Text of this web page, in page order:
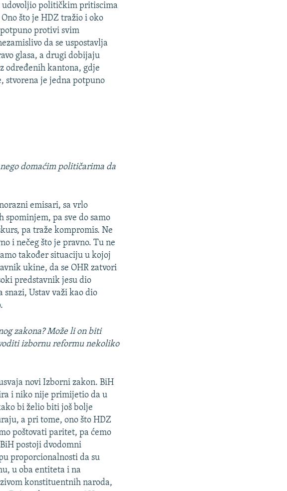
političkim pritiscima
što je HDZ tražio i oko
protivi svim
da se uspostavlja
glasa, a drugi dobijaju
određenih kantona, gdje
stvorena je jedna potpuno
domaćim političarima da
emisari, sa vrlo
pa sve do samo
pa traže kompromis. Ne
i nečeg što je pravno. Tu ne
također situaciju u kojoj
ukine, da se OHR zatvori
predstavnik jesu dio
snazi, Ustav važi kao dio
zakona? Može li on biti
izbornu reformu nekoliko
novi Izborni zakon. BiH
i niko nije primijetio da u
bi želio biti još bolje
a pri tome, ono što HDZ
poštovati paritet, pa ćemo
postoji dvodomni
proporcionalnosti da su
u oba entiteta i na
konstituentnih naroda,